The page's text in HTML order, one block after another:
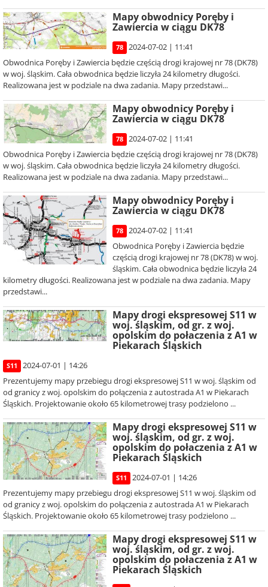
Mapy obwodnicy Poręby i
Zawiercia w ciągu DK78
78
2024-07-02 | 11:41
Obwodnica Poręby i Zawiercia będzie częścią drogi krajowej nr 78 (DK78)
w woj. śląskim. Cała obwodnica będzie liczyła 24 kilometry długości.
Realizowana jest w podziale na dwa zadania. Mapy przedstawi...
Mapy obwodnicy Poręby i
Zawiercia w ciągu DK78
78
2024-07-02 | 11:41
Obwodnica Poręby i Zawiercia będzie częścią drogi krajowej nr 78 (DK78)
w woj. śląskim. Cała obwodnica będzie liczyła 24 kilometry długości.
Realizowana jest w podziale na dwa zadania. Mapy przedstawi...
Mapy obwodnicy Poręby i
Zawiercia w ciągu DK78
78
2024-07-02 | 11:41
Obwodnica Poręby i Zawiercia będzie
częścią drogi krajowej nr 78 (DK78) w woj.
śląskim. Cała obwodnica będzie liczyła 24
kilometry długości. Realizowana jest w podziale na dwa zadania. Mapy
przedstawi...
Mapy drogi ekspresowej S11 w
woj. śląskim, od gr. z woj.
opolskim do połaczenia z A1 w
Piekarach Śląskich
S11
2024-07-01 | 14:26
Prezentujemy mapy przebiegu drogi ekspresowej S11 w woj. śląskim od
od granicy z woj. opolskim do połączenia z autostrada A1 w Piekarach
Śląskich. Projektowanie około 65 kilometrowej trasy podzielono ...
Mapy drogi ekspresowej S11 w
woj. śląskim, od gr. z woj.
opolskim do połaczenia z A1 w
Piekarach Śląskich
S11
2024-07-01 | 14:26
Prezentujemy mapy przebiegu drogi ekspresowej S11 w woj. śląskim od
od granicy z woj. opolskim do połączenia z autostrada A1 w Piekarach
Śląskich. Projektowanie około 65 kilometrowej trasy podzielono ...
Mapy drogi ekspresowej S11 w
woj. śląskim, od gr. z woj.
opolskim do połaczenia z A1 w
Piekarach Śląskich